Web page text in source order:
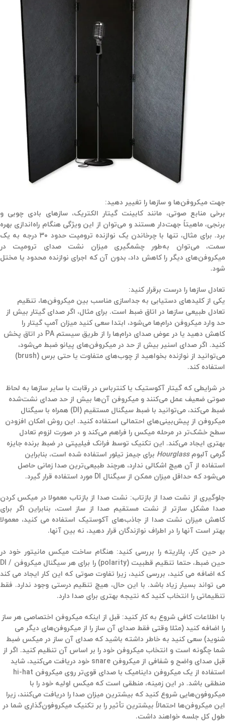
جهت میکروفن‌ها و سازها را تغییر دهید:
برخی منابع صوتی، مانند کابینت گیتار الکتریک، سازهای بادی چوبی و
برنجی، ماهیتاً جهت‌دار هستند و می‌توان از این ویژگی هنگام راه‌اندازی بهره
برد. برای مثال، تنها با چرخاندن یک نوازنده ترومپت حدود ۳۰ درجه به یک
سمت، می‌توان به‌طور چشمگیری میزان نشت صدای ترومپت در
میکروفن‌های دیگر را کاهش داد، بدون آن که اجرای نوازنده محدود یا مختل
شود.
تعادل سازها را درست برقرار کنید:
یکی از کلیدهای دستیابی به جداسازی مناسب بین میکروفن‌ها، تنظیم
تعادل طبیعی سازها در اتاق ضبط است. برای مثال، اگر صدای گیتار بیش از
حد وارد میکروفن درام‌ها می‌شود، ابتدا سعی کنید میزان آمپ گیتار را
کاهش دهید یا در عوض صدای درام‌ها را از طریق سیستم PA در اتاق پخش
کنید. اگر صدای اسنیر بیش از حد در میکروفن‌های پیانو ضبط می‌شود،
می‌توانید از نوازنده بخواهید از چوب‌های متفاوت یا حتی برس (brush)
استفاده کند.
در شرایطی که گیتار آکوستیک یا کنترباس در رقابت با سایر سازها به لحاظ
صوتی ضعیف عمل می‌کنند و میکروفن آن‌ها بیش از حد صدای نشت‌شده
ضبط می‌کند، می‌توانید با
ضبط سیگنال مستقیم (DI) همراه با سیگنال
میکروفن از پیش‌بینی‌های احتمالی استفاده کنید. این روش امکان افزودن
سطح خشک‌تر در مرحله میکس را فراهم می‌کند و در صورت لزوم تعادل
بهتری ایجاد می‌کند. این تکنیک توسط فرانک فیلیپتی در ضبط برنده جایزه
گرمی آلبومHourglass برای جیمز تیلور استفاده شده است، بنابراین
استفاده از آن هیچ اشکالی ندارد، هرچند طبیعی‌ترین صدا زمانی حاصل
می‌شود که حداقل میزان ممکن از سیگنال DI مورد استفاده قرار گیرد.
جلوگیری از نشت صدا از بازتاب: نشت صدا از بازتاب معمولا در میکس کردن
صدا مشکل سازتر از نشت مستقیم صدا از ساز است،‌ بنابراین اگر برای
کاهش میزان نشت صدا از جاذب‌های آکوستیک استفاده می کنید، معمولا
بهتر است آنها را در اطراف نوازندگان قرار دهید،‌ نه بین آنها.
در حین کار، پلاریته را بررسی کنید: هنگام ساخت میکس مانیتور خود در
حین ضبط، حتما تنظیم قطبیت (polarity) را برای هر سیگنال میکروفن / DI
که اضافه می کنید، ‌بررسی کنید،‌ زیرا تفاوت صوتی که این کار ایجاد می کند
می تواند بسیار زیاد باشد. با این حال، هیچ تنظیم درستی وجود ندارد. فقط
تنظیماتی را انتخاب کنید که نتیجه بهتری برای صدا دارد.
با اطلاعات کافی شروع به کار کنید: قبل از اینکه میکروفن اختصاصی هر ساز
را اضافه کنید (مثلا وقتی فقط صدای آن ساز را از میکروفن‌های دیگر می
شنوید) سعی کنید به خاطر داشته باشید که صدای آن ساز در میکس ضبط
شما چگونه است و انتخاب میکروفن خود را بر اساس آن تنظیم کنید. اگر از
قبل صدای واضح و شفافی از میکروفن snare خود دریافت می‌کنید، شاید
استفاده از یک میکروفن داینامیک با صدای قوی‌تر روی میکروفن hi-hat
منطقی باشد. در این زمینه، منطقی است که میکس اولیه خود را با
میکروفون‌هایی شروع کنید که بیشترین میزان صدا را دریافت می‌کنند، زیرا
این میکروفن‌ها احتمالاً بیشترین تأثیر را بر تکنیک میکروفون‌گذاری شما در
طول کل جلسه خواهند داشت.